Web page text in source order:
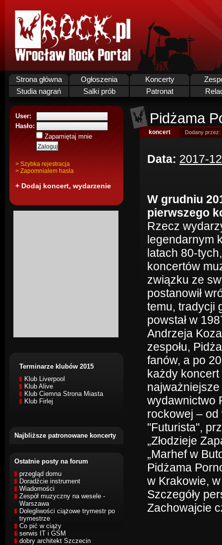
Strona główna Ogłoszenia Koncerty
Studia nagrań
Salki prób Patronat
User:
Hasło:
Zapamiętaj mnie
> Szybka rejestracja
> Zapomnialem hasla
+ Dodaj koncert, wydarzenie
Terminarze klubów 2015
Klub Liverpool
Klub Alive
Klub Ciemna Strona Miasta
Klub Firlej
Najbliższe patronowane koncerty
Ostatnie posty na forum
przegląd domu
Doradźcie instrument
Wiadomości
Zespół muzyczny na wesele -
Warszawa
Dolegliwości ciążowe trymestr po
trymestrze
Co pić w ciąży
serwis IT i GSM
dobry architekt Szczecin
Pidżama
koncert Dodany przez:
Data: 2017-
W grudniu
pierwszego
Rzecz
legendarnym
latach 80-
koncertów
związku ze
postanowił
temu, tradycji
powstał w
Andrzeja
zespołu,
fanów, a po
każdy
wydawnictwo
rockowej –
"Futurista",
„Złodzieje
„Marhef w
Pidżama
w Krakowie,
Szczegóły
Zachowajcie